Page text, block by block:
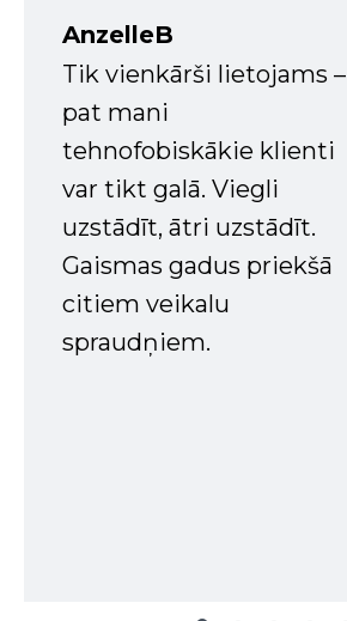
AnzelleB
Tik vienkārši lietojams –
pat mani
tehnofobiskākie klienti
var tikt galā. Viegli
uzstādīt, ātri uzstādīt.
Gaismas gadus priekšā
citiem veikalu
spraudņiem.